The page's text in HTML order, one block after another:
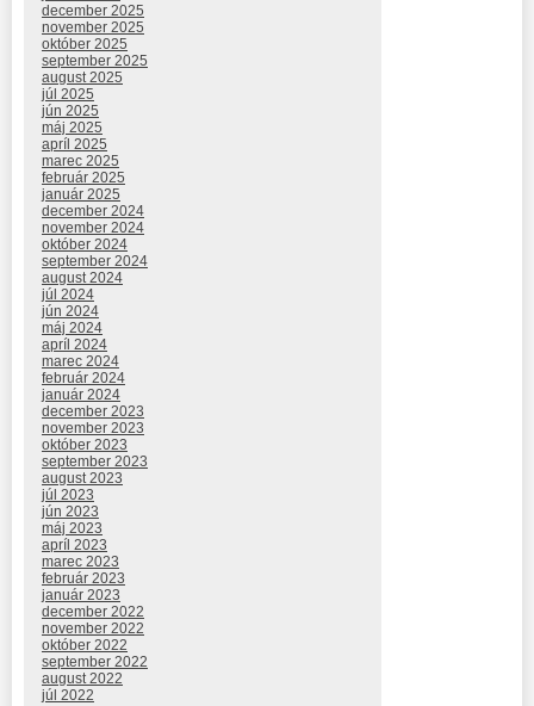
december 2025
november 2025
október 2025
september 2025
august 2025
júl 2025
jún 2025
máj 2025
apríl 2025
marec 2025
február 2025
január 2025
december 2024
november 2024
október 2024
september 2024
august 2024
júl 2024
jún 2024
máj 2024
apríl 2024
marec 2024
február 2024
január 2024
december 2023
november 2023
október 2023
september 2023
august 2023
júl 2023
jún 2023
máj 2023
apríl 2023
marec 2023
február 2023
január 2023
december 2022
november 2022
október 2022
september 2022
august 2022
júl 2022